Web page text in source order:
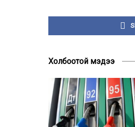
Холбоотой мэдээ